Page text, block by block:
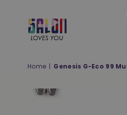
YOU
Home | Genesis G-Eco 99